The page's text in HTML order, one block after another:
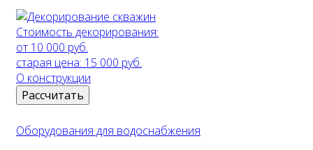
Стоимость декорирования:
от 10 000 руб.
старая цена: 15 000 руб.
О конструкции
Рассчитать
Оборудования для водоснабжения